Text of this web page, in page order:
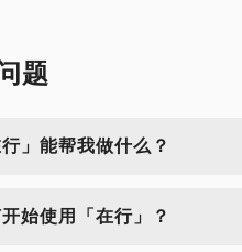
题
行」能帮我做什么？
始使用「在行」？